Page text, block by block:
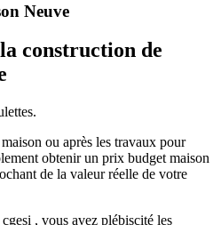
Neuve
construction de
ou après les travaux pour
obtenir un prix budget maison
de la valeur réelle de votre
, vous avez plébiscité les